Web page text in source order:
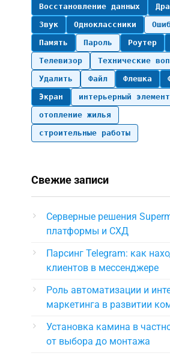
Восстановление данных
Звук
Одноклассники
Память
Пароль Роутер
Телевизор
Технические
Удалить
Файл Флешка
Экран
интерьерный элемент
отопление жилья
строительные работы
Свежие записи
Серверные решения
платформы и СХД
Парсинг Telegram: как
клиентов в мессенджере
Роль автоматизации и
маркетинга в развитии
Установка камина в
от выбора до монтажа